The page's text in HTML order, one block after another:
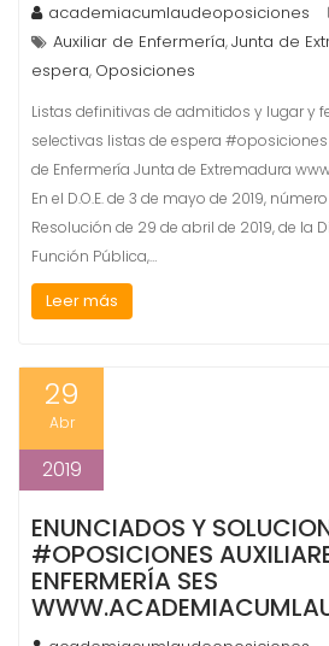
academiacumlaudeoposiciones
Auxiliar de Enfermería,Junta de
espera, Oposiciones
Listas definitivas de admitidos y lugar y
selectivas listas de espera
de Enfermería Junta de Extremadura
En el D.O.E. de 3 de mayo de 2019,
Resolución de 29 de abril de 2019, de la
Función Pública,…
Leer más
29
Abr
2019
ENUNCIADOS Y
#OPOSICIONES
ENFERMERÍA SES